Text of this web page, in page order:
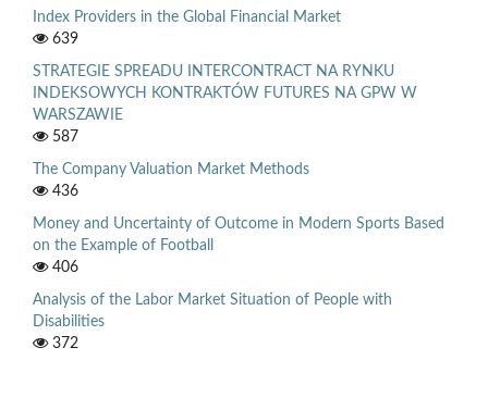
Index Providers in the Global Financial Market
639
STRATEGIE SPREADU INTERCONTRACT NA RYNKU
INDEKSOWYCH KONTRAKTÓW FUTURES NA GPW W
WARSZAWIE
587
The Company Valuation Market Methods
436
Money and Uncertainty of Outcome in Modern Sports Based
on the Example of Football
406
Analysis of the Labor Market Situation of People with
Disabilities
372